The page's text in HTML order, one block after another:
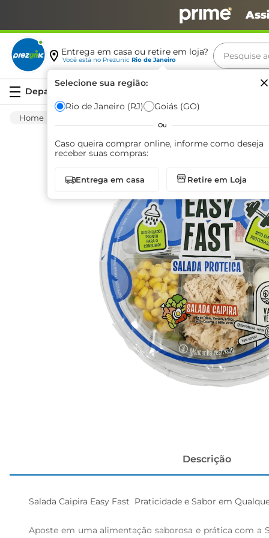
Entrega em casa ou retire em loja?
Você está no Prezunic Rio de Janeiro
Selecione sua região:
Rio de Janeiro (RJ) Goiás (GO)
Ou
Caso queira comprar online, informe como deseja
receber suas compras:
Entrega em casa Retire em Loja
Pesquise
Descrição
Salada Caipira Easy Fast  Praticidade e Sabor em
Aposte em uma alimentação saborosa e prática com a
Termos
café
arroz
azeite
cerveja
iogurte
papel